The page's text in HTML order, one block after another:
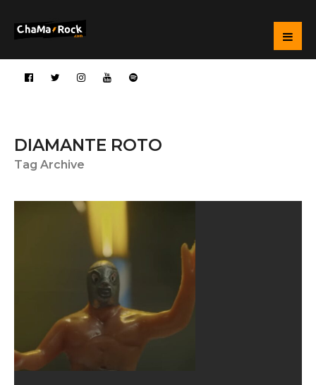
DIAMANTE ROTO
Tag Archive